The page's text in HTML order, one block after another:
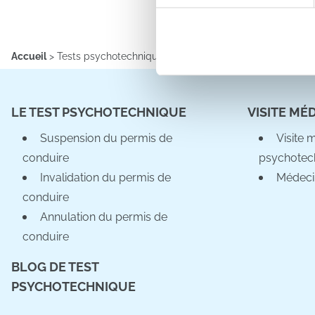
. Vous pouvez
vous leur avez fournies ou
Accueil> Tests psychotechniques Val-d'Oise
LE TEST PSYCHOTECHNIQUE
Suspension du permis de
conduire
Invalidation du permis de
conduire
Annulation du permis de
conduire
BLOG DE TEST
PSYCHOTECHNIQUE
VISITE
Visite